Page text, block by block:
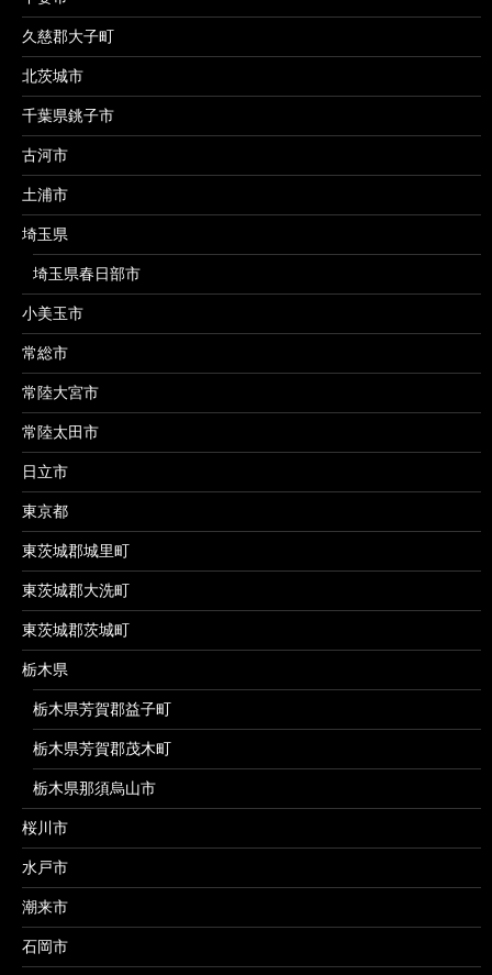
久慈郡大子町
北茨城市
千葉県銚子市
古河市
土浦市
埼玉県
埼玉県春日部市
小美玉市
常総市
常陸大宮市
常陸太田市
日立市
東京都
東茨城郡城里町
東茨城郡大洗町
東茨城郡茨城町
栃木県
栃木県芳賀郡益子町
栃木県芳賀郡茂木町
栃木県那須烏山市
桜川市
水戸市
潮来市
石岡市